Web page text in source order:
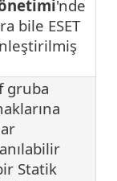
'nde
bile ESET
gruba
Statik